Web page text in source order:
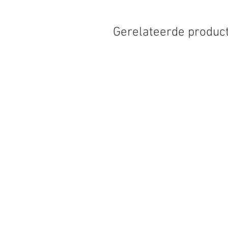
Gerelateerde